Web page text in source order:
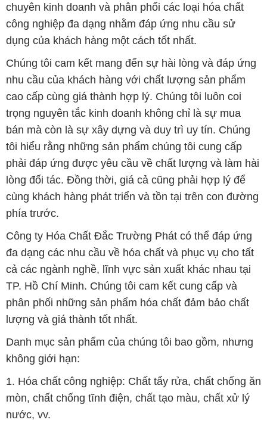
nhu cầu của khách hàng với chất lượng sản phẩm
cao cấp cùng giá thành hợp lý. Chúng tôi luôn coi
trọng nguyên tắc kinh doanh không chỉ là sự mua
bán mà còn là sự xây dựng và duy trì uy tín. Chúng
tôi hiểu rằng những sản phẩm chúng tôi cung cấp
phải đáp ứng được yêu cầu về chất lượng và làm hài
lòng đối tác. Đồng thời, giá cả cũng phải hợp lý để
cùng khách hàng phát triển và tồn tại trên con đường
phía trước.
Công ty Hóa Chất Đắc Trường Phát có thể đáp ứng
đa dạng các nhu cầu về hóa chất và phục vụ cho tất
cả các ngành nghề, lĩnh vực sản xuất khác nhau tại
TP. Hồ Chí Minh. Chúng tôi cam kết cung cấp và
phân phối những sản phẩm hóa chất đảm bảo chất
lượng và giá thành tốt nhất.
Danh mục sản phẩm của chúng tôi bao gồm, nhưng
không giới hạn:
1. Hóa chất công nghiệp: Chất tẩy rửa, chất chống ăn
mòn, chất chống tĩnh điện, chất tạo màu, chất xử lý
nước, vv.
2. Hóa chất xử lý nước: Hóa chất xử lý nước thải,
hóa chất xử lý nước sạch, hóa chất xử lý nước cấp,
vv.
3. Hóa chất cho ngành thực phẩm: Chất bảo quản,